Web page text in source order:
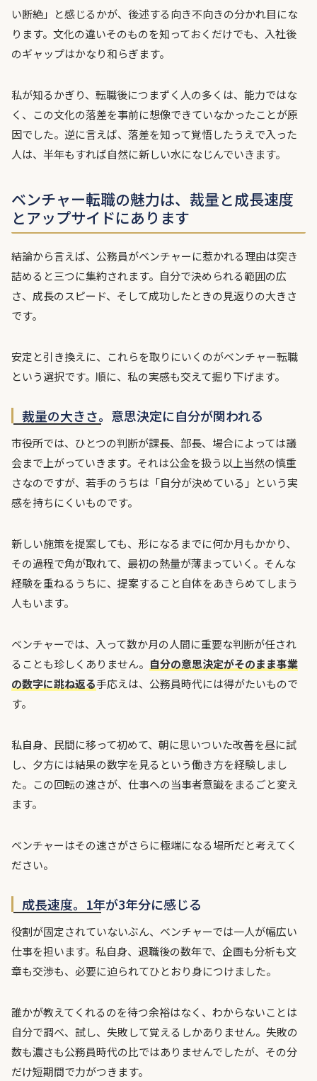
い断絶」と感じるかが、後述する向き不向きの分かれ目にな
ります。文化の違いそのものを知っておくだけでも、入社後
のギャップはかなり和らぎます。
私が知るかぎり、転職後につまずく人の多くは、能力ではな
く、この文化の落差を事前に想像できていなかったことが原
因でした。逆に言えば、落差を知って覚悟したうえで入った
人は、半年もすれば自然に新しい水になじんでいきます。
ベンチャー転職の魅力は、裁量と成長速度
とアップサイドにあります
結論から言えば、公務員がベンチャーに惹かれる理由は突き
詰めると三つに集約されます。自分で決められる範囲の広
さ、成長のスピード、そして成功したときの見返りの大きさ
です。
安定と引き換えに、これらを取りにいくのがベンチャー転職
という選択です。順に、私の実感も交えて掘り下げます。
裁量の大きさ。意思決定に自分が関われる
市役所では、ひとつの判断が課長、部長、場合によっては議
会まで上がっていきます。それは公金を扱う以上当然の慎重
さなのですが、若手のうちは「自分が決めている」という実
感を持ちにくいものです。
新しい施策を提案しても、形になるまでに何か月もかかり、
その過程で角が取れて、最初の熱量が薄まっていく。そんな
経験を重ねるうちに、提案すること自体をあきらめてしまう
人もいます。
ベンチャーでは、入って数か月の人間に重要な判断が任され
ることも珍しくありません。 自分の意思決定がそのまま事業
の数字に跳ね返る手応えは、公務員時代には得がたいもので
す。
私自身、民間に移って初めて、朝に思いついた改善を昼に試
し、夕方には結果の数字を見るという働き方を経験しまし
た。この回転の速さが、仕事への当事者意識をまるごと変え
ます。
ベンチャーはその速さがさらに極端になる場所だと考えてく
ださい。
成長速度。1年が3年分に感じる
役割が固定されていないぶん、ベンチャーでは一人が幅広い
仕事を担います。私自身、退職後の数年で、企画も分析も文
章も交渉も、必要に迫られてひとおり身につけました。
誰かが教えてくれるのを待つ余裕はなく、わからないことは
自分で調べ、試し、失敗して覚えるしかありません。失敗の
数も濃さも公務員時代の比ではありませんでしたが、その分
だけ短期間で力がつきます。